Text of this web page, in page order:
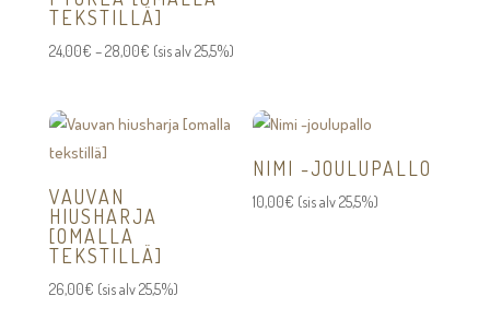
TEKSTILLÄ]
24,00€ –28,00€Hintaluokka:
28,00€
(sis alv 25,5%)
VAUVAN
HIUSHARJA
[OMALLA
TEKSTILLÄ]
26,00€ (sis alv 25,5%)
NIMI -JOULUPALLO
10,00€ (sis alv 25,5%)